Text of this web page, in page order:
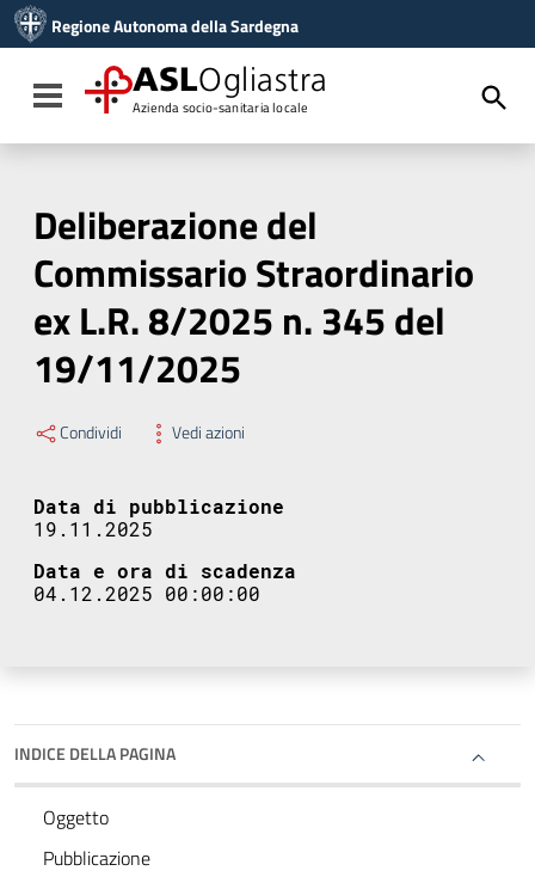
Vai al menu di navigazione
Vai al footer
Regione Autonoma della Sardegna
Toggle navigation
ASLOgliastra
Azienda socio-sanitaria locale
Deliberazione del
Commissario Straordinario
ex L.R. 8/2025 n. 345 del
19/11/2025
Condividi Vedi azioni
Data di pubblicazione
19.11.2025
Data e ora di scadenza
04.12.2025 00:00:00
INDICE DELLA PAGINA
Oggetto
Pubblicazione